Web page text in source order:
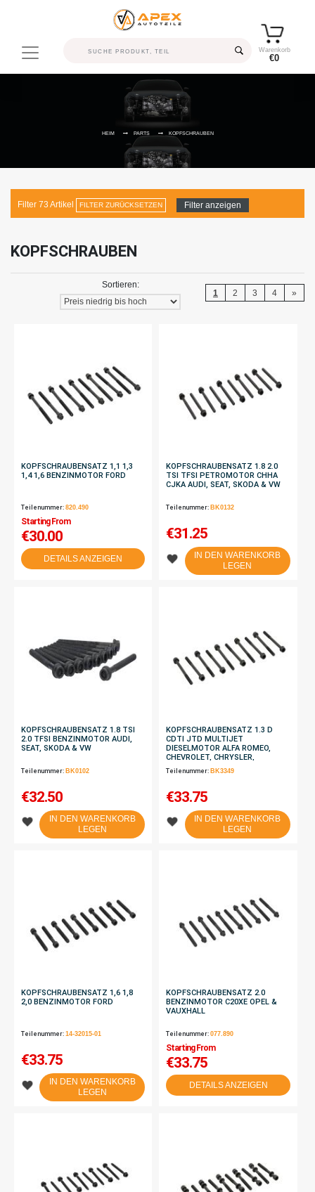
Warenkorb
€0
HEIM PARTS KOPFSCHRAUBEN
Filter 73 Artikel FILTER ZURÜCKSETZEN Filter anzeigen
KOPFSCHRAUBEN
Sortieren:
1
2 3 4 »
KOPFSCHRAUBENSATZ 1,1 1,3
1,4 1,6 BENZINMOTOR FORD
Teilenummer: 820.490
Starting From
€30.00
DETAILS ANZEIGEN
KOPFSCHRAUBENSATZ 1.8 2.0
TSI TFSI PETROMOTOR CHHA
CJKA AUDI, SEAT, SKODA & VW
Teilenummer: BK0132
€31.25
IN DEN WARENKORB
LEGEN
KOPFSCHRAUBENSATZ 1.8 TSI
2.0 TFSI BENZINMOTOR AUDI,
SEAT, SKODA & VW
Teilenummer: BK0102
€32.50
IN DEN WARENKORB
LEGEN
KOPFSCHRAUBENSATZ 1.3 D
CDTI JTD MULTIJET
DIESELMOTOR ALFA ROMEO,
CHEVROLET, CHRYSLER,
OPEL, PEUGEOT, SUZUKI,
Teilenummer: BK3349
€33.75
IN DEN WARENKORB
LEGEN
KOPFSCHRAUBENSATZ 1,6 1,8
2,0 BENZINMOTOR FORD
Teilenummer: 14-32015-01
€33.75
IN DEN WARENKORB
LEGEN
KOPFSCHRAUBENSATZ 2.0
BENZINMOTOR C20XE OPEL &
VAUXHALL
Teilenummer:077.890
Starting From
€33.75
DETAILS ANZEIGEN